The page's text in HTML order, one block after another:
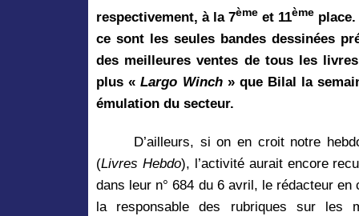
respectivement, à la 7ème et 11ème place.
ce sont les seules bandes dessinées
des meilleures ventes de tous les
plus«Largo Winch» que Bilal la
émulation du secteur.
D’ailleurs, si on en croit notre
(Livres Hebdo), l’activité aurait encore
dans leur n° 684 du 6 avril, le rédacteur
la responsable des rubriques sur les